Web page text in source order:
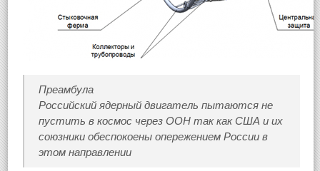
Преамбула
Российский ядерный двигатель пытаются не
пустить в космос через ООН так как США и их
союзники обеспокоены опережением России в
этом направлении